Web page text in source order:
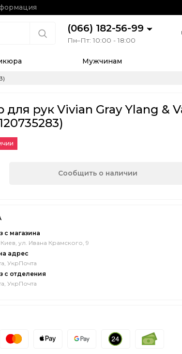
(066) 182-56-99
Пн–Пт: 10:00 - 18:00
Мужчинам
для рук Vivian Gray Ylang &
Сообщить о наличии
с магазина
ул. Ивана Крамского, 9
адрес
УкрПочта
с отделения
УкрПочта